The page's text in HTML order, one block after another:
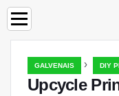
GALVENAIS › DIY
Upcycle